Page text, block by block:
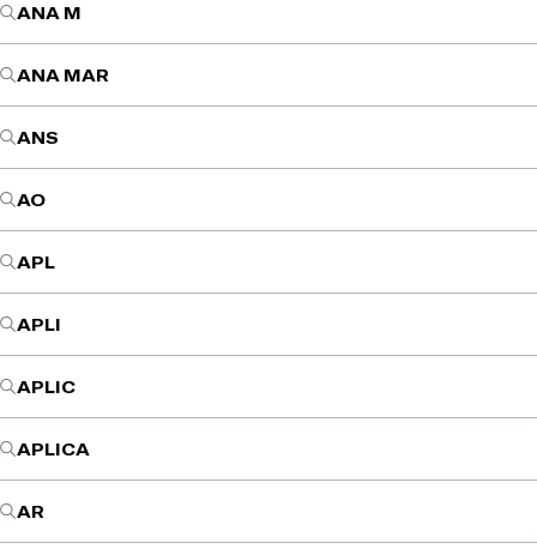
ANA M
ANA MAR
ANS
AO
APL
APLI
APLIC
APLICA
AR